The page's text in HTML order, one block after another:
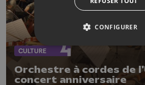
CULTURE
Orchestre à cordes de
concert anniversaire
CONFIGURER